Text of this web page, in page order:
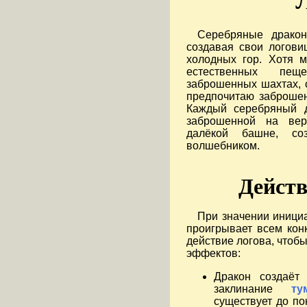
Серебряные
создавая свои
холодных гор. Хотя
естественных
заброшенных шахтах,
предпочитаю
Каждый серебряный
заброшенной на
далёкой башне,
волшебником.
При значении
проигрывает всем
действие логова,
эффектов:
Дракон
заклинание
существует до